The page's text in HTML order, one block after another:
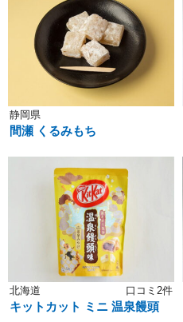
静岡県
間瀬 くるみもち
北海道 口コミ2件
キットカット ミニ 温泉饅頭